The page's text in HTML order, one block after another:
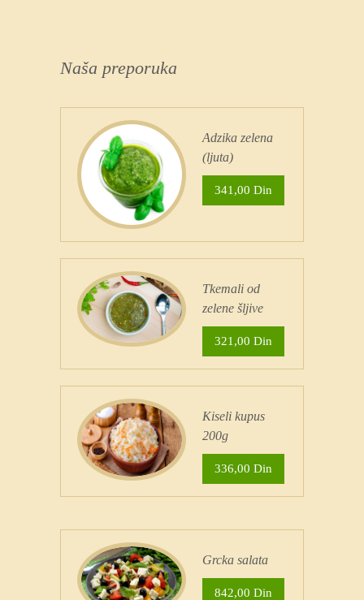
Naša preporuka
Adzika zelena
(ljuta)
341,00 Din
Tkemali od
zelene šljive
321,00 Din
Kiseli kupus
200g
336,00 Din
Grcka salata
842,00 Din